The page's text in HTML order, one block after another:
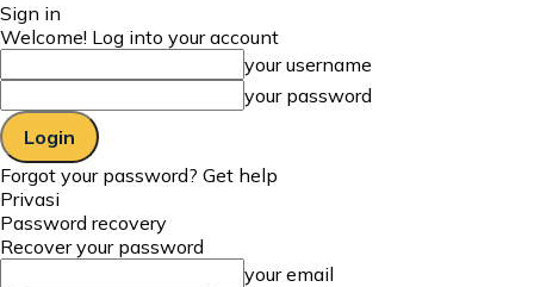
Sign in
Welcome! Log into your account
your username
your password
Forgot your password? Get help
Privasi
Password recovery
Recover your password
your email